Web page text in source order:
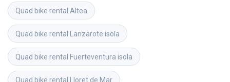
Quad bike rental Altea
Quad bike rental Lanzarote isola
Quad bike rental Fuerteventura isola
Quad bike rental Lloret de Mar